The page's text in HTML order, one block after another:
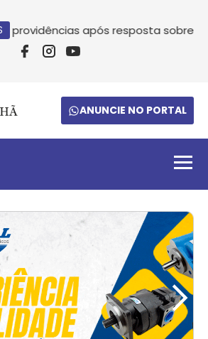
após resposta sobre filas
ANUNCIE NO PORTAL